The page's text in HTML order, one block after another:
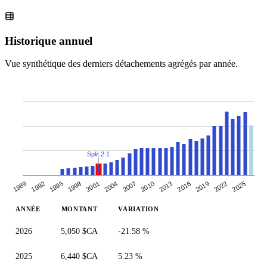
Historique annuel
Vue synthétique des derniers détachements agrégés par année.
1989 1992 1995 1998 2001 2004 2007 2010 2013 2016 2019 2022 2025
Split 2:1
ANNÉE MONTANT VARIATION
2026 5,050 $CA -21.58 %
2025 6,440 $CA 5.23 %